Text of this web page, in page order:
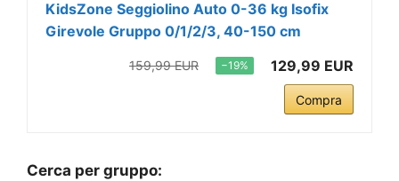
KidsZone Seggiolino Auto 0-36 kg Isofix
Girevole Gruppo 0/1/2/3, 40-150 cm
159,99 EUR −19% 129,99 EUR
Compra
Cerca per gruppo: